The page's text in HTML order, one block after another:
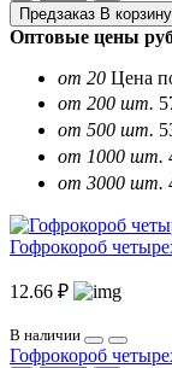
Предзаказ В корзину
Оптовые цены
от 20 Цена
от 200 шт.
от 500 шт.
от 1000 шт.
от 3000 шт.
Гофрокороб
12.66 ₽
В наличии
Гофрокороб